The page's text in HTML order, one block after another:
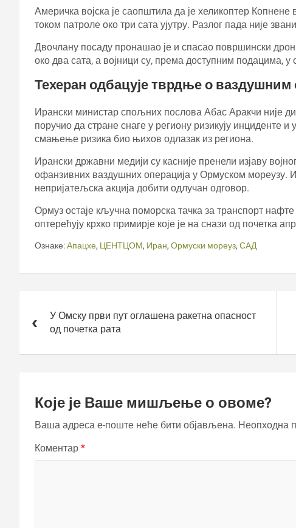
Америчка војска је саопштила да је хеликоптер
током патроле око три сата ујутру. Разлог пада није
Двочлану посаду пронашао је и спасао површински
око два сата, а војници су, према доступним подацима, у
Техеран одбацује тврдње о ваздушним
Ирански министар спољних послова Абас Аракчи није
поручио да стране снаге у региону ризикују инциденте
смањење ризика био њихов одлазак из региона.
Ирански државни медији су касније пренели изјаву
офанзивних ваздушних операција у Ормуском мореузу.
непријатељска акција добити одлучан одговор.
Ормуз остаје кључна поморска тачка за транспорт
оптерећују крхко примирје које је на снази од почетка
Ознаке:Апацхе, ЦЕНТЦОМ, Иран, Ормуски мореуз, САД
чланкаУ Омску први пут оглашена ракетна опасност
од почетка рата
Које је Ваше мишљење о овоме?
Ваша адреса е-поште неће бити објављена. Неопходна
Коментар *